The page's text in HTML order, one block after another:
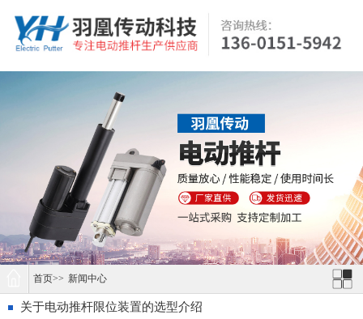
首页>> 新闻中心
关于电动推杆限位装置的选型介绍